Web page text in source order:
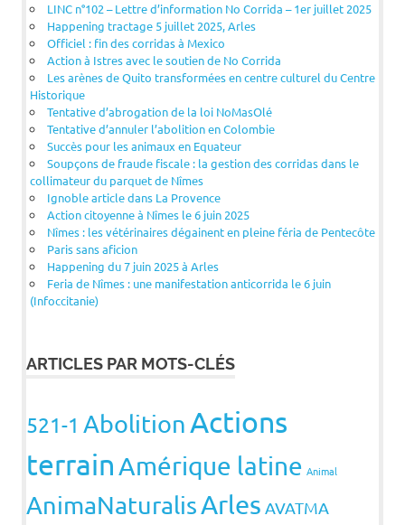
LINC n°102 – Lettre d’information No Corrida – 1er juillet 2025
Happening tractage 5 juillet 2025, Arles
Officiel : fin des corridas à Mexico
Action à Istres avec le soutien de No Corrida
Les arènes de Quito transformées en centre culturel du Centre
Historique
Tentative d’abrogation de la loi NoMasOlé
Tentative d’annuler l’abolition en Colombie
Succès pour les animaux en Equateur
Soupçons de fraude fiscale : la gestion des corridas dans le
collimateur du parquet de Nîmes
Ignoble article dans La Provence
Action citoyenne à Nîmes le 6 juin 2025
Nîmes : les vétérinaires dégainent en pleine féria de Pentecôte
Paris sans aficion
Happening du 7 juin 2025 à Arles
Feria de Nîmes : une manifestation anticorrida le 6 juin
(Infoccitanie)
ARTICLES PAR MOTS-CLÉS
521-1 AbolitionActions
terrainAmérique latine Animal
AnimaNaturalisArles AVATMA